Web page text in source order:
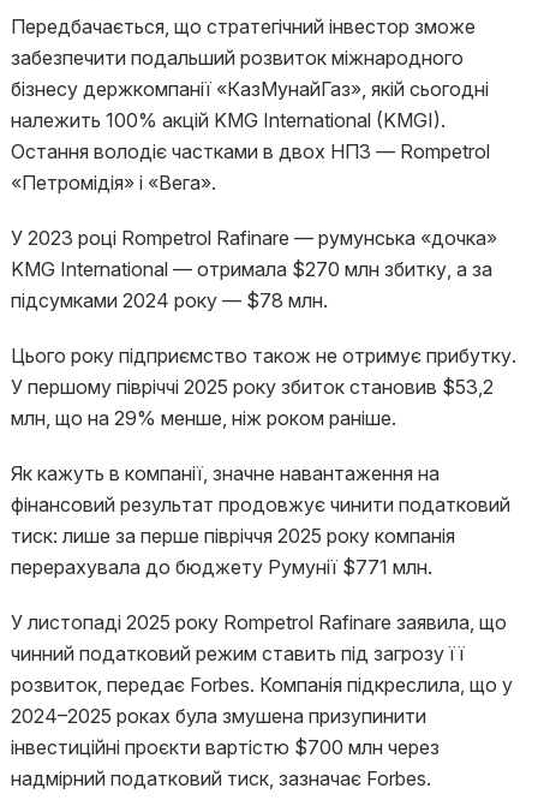
Передбачається, що стратегічний інвестор зможе
забезпечити подальший розвиток міжнародного
бізнесу держкомпанії «КазМунайГаз», якій сьогодні
належить 100% акцій KMG International (KMGI).
Остання володіє частками в двох НПЗ — Rompetrol
«Петромідія» і «Вега».
У 2023 році Rompetrol Rafinare — румунська «дочка»
KMG International — отримала $270 млн збитку, а за
підсумками 2024 року — $78 млн.
Цього року підприємство також не отримує прибутку.
У першому півріччі 2025 року збиток становив $53,2
млн, що на 29% менше, ніж роком раніше.
Як кажуть в компанії, значне навантаження на
фінансовий результат продовжує чинити податковий
тиск: лише за перше півріччя 2025 року компанія
перерахувала до бюджету Румунії $771 млн.
У листопаді 2025 року Rompetrol Rafinare заявила, що
чинний податковий режим ставить під загрозу її
розвиток, передає Forbes. Компанія підкреслила, що у
2024–2025 роках була змушена призупинити
інвестиційні проєкти вартістю $700 млн через
надмірний податковий тиск, зазначає Forbes.